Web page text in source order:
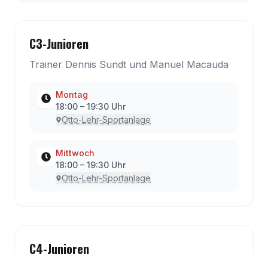
C3-Junioren
Trainer Dennis Sundt und Manuel Macauda
Montag
18:00 – 19:30 Uhr
Otto-Lehr-Sportanlage
Mittwoch
18:00 – 19:30 Uhr
Otto-Lehr-Sportanlage
C4-Junioren